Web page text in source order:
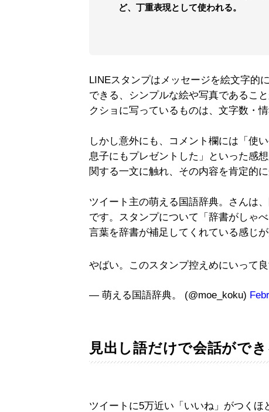
ど、丁重表現として使われる。
LINEスタンプはメッセージを絵文字的
できる、シンプルな絵や写真であるこ
クショに写っているものは、文字数・
しかし意外にも、コメント欄には「使
息子にもプレゼントした」といった感
関する一文に触れ、その内容を肯定的
ツイート主の萌える国語辞典。さんは
です。スタンプについて「辞書がしゃ
言葉を辞書が補足してくれている感じ
やばい。このスタンプ控えめにいって良
— 萌える国語辞典。 (@moe_koku)
見出し語だけで会話ができ
ツイートに5万近い「いいね」がつく